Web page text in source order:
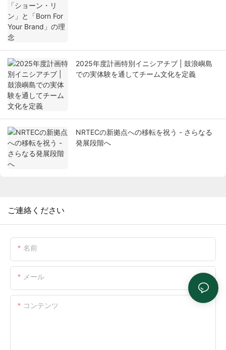
2025年度計画特別イニシアチブ | 鼓浪嶼島
での実体験を通してチーム文化を定義
NRTECの新拠点への移転を祝う - さらなる
発展段階へ
ご連絡ください
名前
メール
コンテンツ